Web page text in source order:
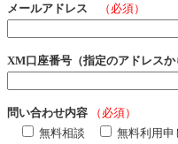
メールアドレス （必須）
XM口座番号（指定のアドレスか
問い合わせ内容
（必須）
無料相談
無料利用申